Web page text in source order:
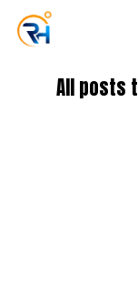
All posts